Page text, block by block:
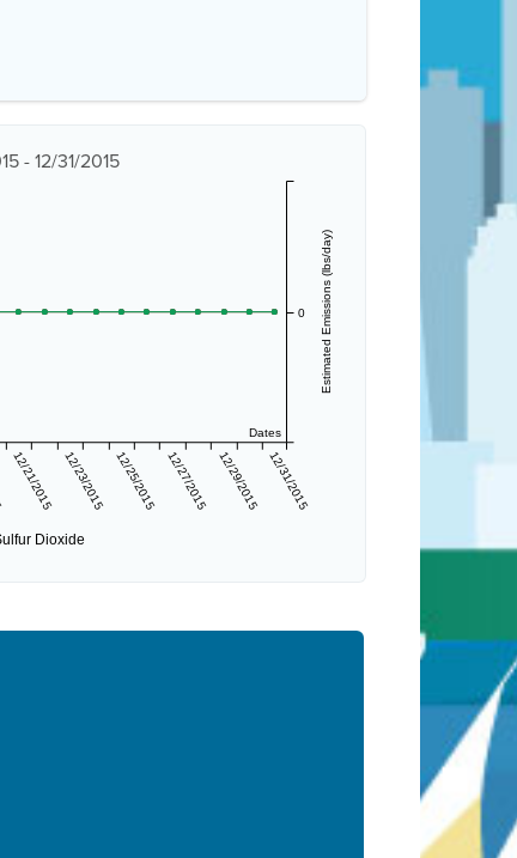
- 12/31/2015
Dates
12/21/2015 12/23/2015 12/25/2015 12/27/2015 12/29/2015 12/31/2015
Estimated Emissions (lbs/day)
0
Dioxide